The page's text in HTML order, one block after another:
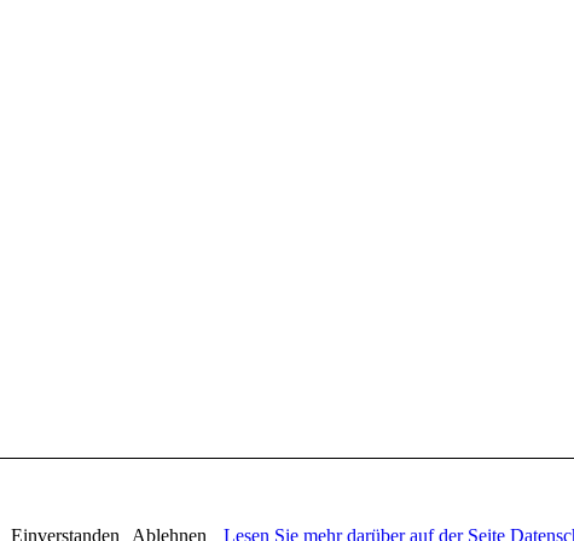
Einverstanden Ablehnen Lesen Sie mehr darüber auf der Seite